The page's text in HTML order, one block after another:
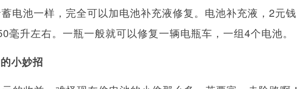
电池一样，完全可以加电池补充液修复。电池补充液，2元钱
毫升左右。一瓶一般就可以修复一辆电瓶车，一组4个电池。
小妙招